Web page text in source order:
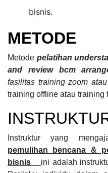
bisnis.
METODE
Metode pelatihan
and review bcm
fasilitas training zoom
training offline atau training
Instruktur yang
pemulihan bencana &
bisnis
ini adalah